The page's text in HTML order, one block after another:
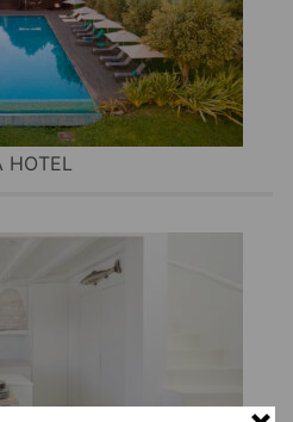
HOTEL